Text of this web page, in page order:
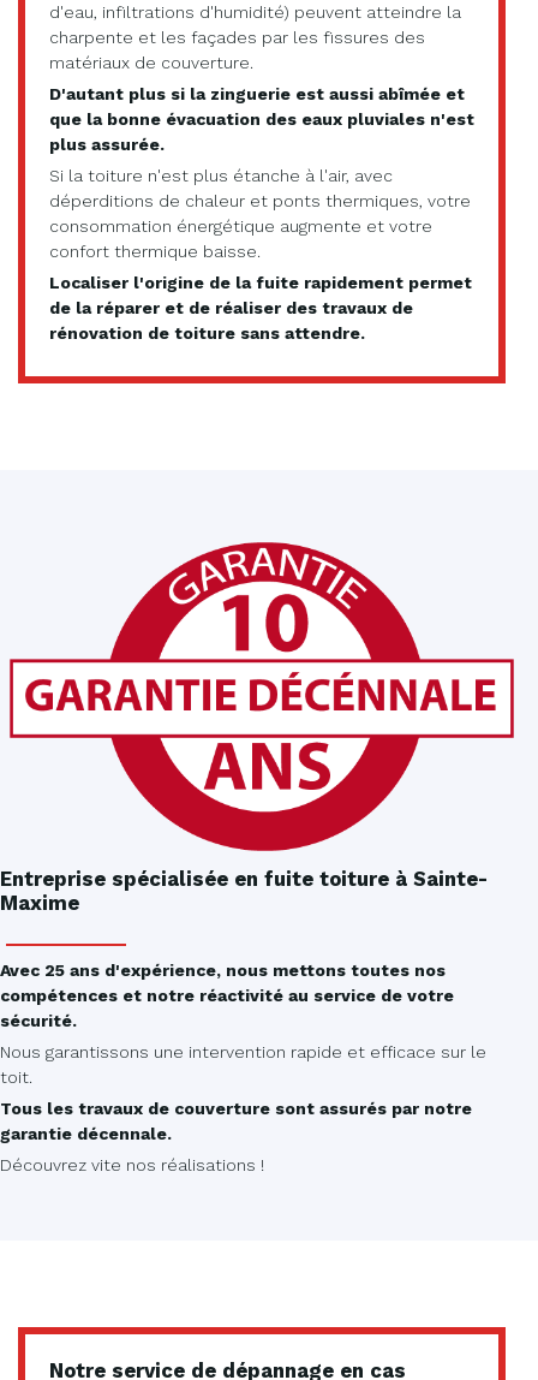
d'eau, infiltrations d'humidité) peuvent atteindre la
charpente et les façades par les fissures des
matériaux de couverture.
D'autant plus si la zinguerie est aussi abîmée et
que la bonne évacuation des eaux pluviales n'est
plus assurée.
Si la toiture n'est plus étanche à l'air, avec
déperditions de chaleur et ponts thermiques, votre
consommation énergétique augmente et votre
confort thermique baisse.
Localiser l'origine de la fuite rapidement permet
de la réparer et de réaliser des travaux de
rénovation de toiture sans attendre.
Entreprise spécialisée en fuite toiture à Sainte-
Maxime
Avec 25 ans d'expérience, nous mettons toutes nos
compétences et notre réactivité au service de votre
sécurité.
Nous garantissons une intervention rapide et efficace sur le
toit.
Tous les travaux de couverture sont assurés par notre
garantie décennale.
Découvrez vite nos réalisations !
Notre service de dépannage en cas